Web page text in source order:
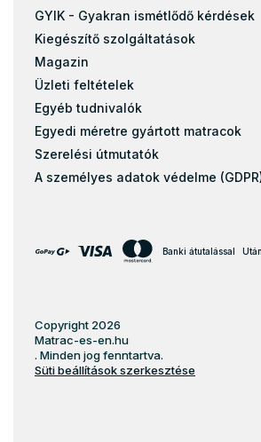
GYIK - Gyakran ismétlődő kérdések
Kiegészítő szolgáltatások
Magazin
Üzleti feltételek
Egyéb tudnivalók
Egyedi méretre gyártott matracok
Szerelési útmutatók
A személyes adatok védelme
Banki átutalással
Copyright 2026
Matrac-es-en.hu
. Minden jog fenntartva.
Süti beállítások szerkesztése